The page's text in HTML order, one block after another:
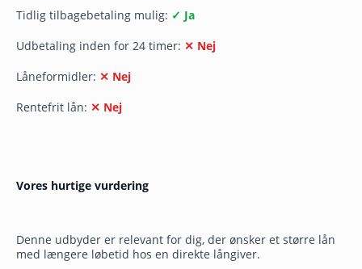
Tidlig tilbagebetaling mulig: ✓ Ja
Udbetaling inden for 24 timer: ✕ Nej
Låneformidler: ✕ Nej
Rentefrit lån: ✕ Nej
Vores hurtige vurdering
Denne udbyder er relevant for dig, der ønsker et større lån
med længere løbetid hos en direkte långiver.